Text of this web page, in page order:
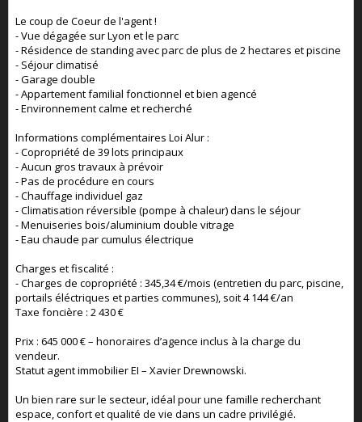
Le coup de Coeur de l'agent !
- Vue dégagée sur Lyon et le parc
- Résidence de standing avec parc de plus de 2 hectares et piscine
- Séjour climatisé
- Garage double
- Appartement familial fonctionnel et bien agencé
- Environnement calme et recherché
Informations complémentaires Loi Alur :
- Copropriété de 39 lots principaux
- Aucun gros travaux à prévoir
- Pas de procédure en cours
- Chauffage individuel gaz
- Climatisation réversible (pompe à chaleur) dans le séjour
- Menuiseries bois/aluminium double vitrage
- Eau chaude par cumulus électrique
Charges et fiscalité :
- Charges de copropriété : 345,34 €/mois (entretien du parc, piscine,
portails éléctriques et parties communes), soit 4 144 €/an
Taxe foncière : 2 430 €
Prix : 645 000 € – honoraires d’agence inclus à la charge du
vendeur.
Statut agent immobilier EI – Xavier Drewnowski.
Un bien rare sur le secteur, idéal pour une famille recherchant
espace, confort et qualité de vie dans un cadre privilégié.